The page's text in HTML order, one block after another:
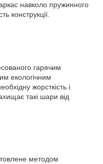
навколо пружинного
конструкції.
гарячим
екологічним
жорсткість і
такі шари від
методом